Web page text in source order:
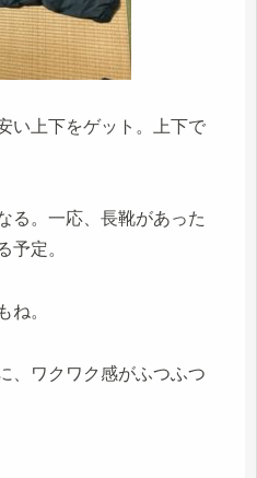
い上下をゲット。上下で
る。一応、長靴があった
予定。
ね。
、ワクワク感がふつふつ